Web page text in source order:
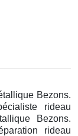
Bezons.
rideau
Bezons.
rideau